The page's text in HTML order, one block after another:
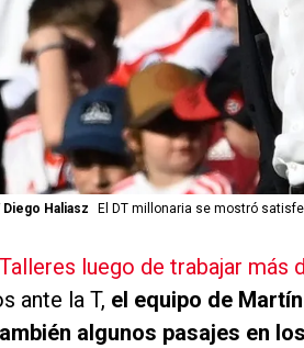
Diego Haliasz El DT millonaria se mostró
luego de trabajar más
ante la T, el equipo de
algunos pasajes en